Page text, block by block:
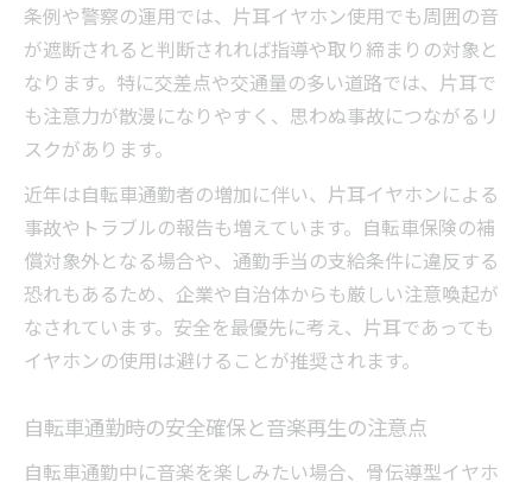
条例や警察の運用では、片耳イヤホン使用でも周囲の音
が遮断されると判断されれば指導や取り締まりの対象と
なります。特に交差点や交通量の多い道路では、片耳で
も注意力が散漫になりやすく、思わぬ事故につながるリ
スクがあります。
近年は自転車通勤者の増加に伴い、片耳イヤホンによる
事故やトラブルの報告も増えています。自転車保険の補
償対象外となる場合や、通勤手当の支給条件に違反する
恐れもあるため、企業や自治体からも厳しい注意喚起が
なされています。安全を最優先に考え、片耳であっても
イヤホンの使用は避けることが推奨されます。
自転車通勤時の安全確保と音楽再生の注意点
自転車通勤中に音楽を楽しみたい場合、骨伝導型イヤホ